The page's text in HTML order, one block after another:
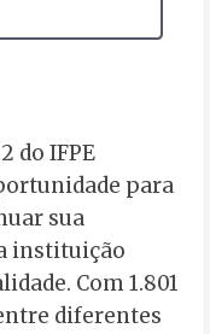
do IFPE
para
sua
instituição
Com 1.801
diferentes